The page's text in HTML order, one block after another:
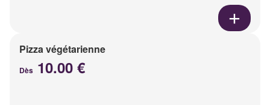
Pizza végétarienne
Dès 10.00 €